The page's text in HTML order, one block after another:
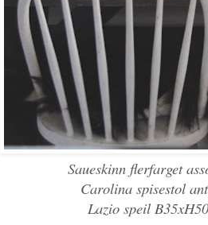
Saueskinn flerfarget
Carolina spisestol
Lazio speil